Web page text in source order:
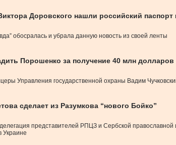
Доровского нашли российский
обосралась и убрала данную новость из своей ленты
Порошенко за получение 40 млн
Управления государственной охраны Вадим
сделает из Разумкова “нового Бойко”
представителей РПЦЗ и Сербской
Украине